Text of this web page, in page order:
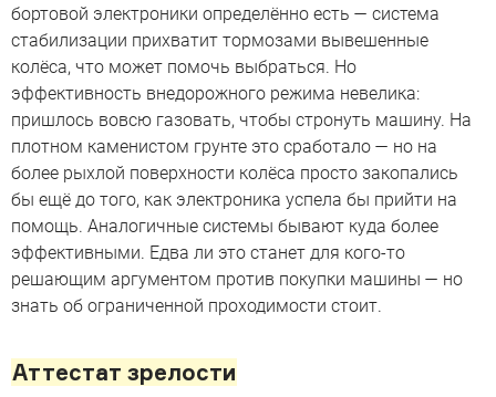
бортовой электроники определённо есть — система
стабилизации прихватит тормозами вывешенные
колёса, что может помочь выбраться. Но
эффективность внедорожного режима невелика:
пришлось вовсю газовать, чтобы стронуть машину. На
плотном каменистом грунте это сработало — но на
более рыхлой поверхности колёса просто закопались
бы ещё до того, как электроника успела бы прийти на
помощь. Аналогичные системы бывают куда более
эффективными. Едва ли это станет для кого-то
решающим аргументом против покупки машины — но
знать об ограниченной проходимости стоит.
Аттестат зрелости